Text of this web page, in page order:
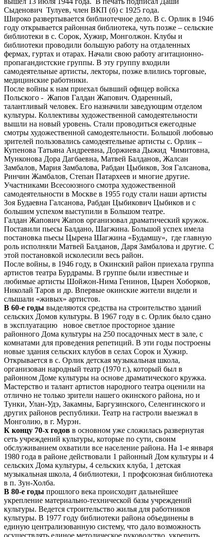
Сыденович Тулуев, член ВКП (б) с 1925 года.
Широко развертывается библиотечное дело. В с. Орлик в 1946
году открывается районная библиотека, чуть позже – сельские
библиотеки в с. Сорок, Хужир, Монголжон. Клубы и
библиотеки проводили большую работу на отдаленных
фермах, гуртах и отарах. Начали свою работу агитационно-
пропагандистские группы. В эту группу входили
самодеятельные артисты, лекторы, позже влились торговые,
медицинские работники.
После войны к нам приехал бывший офицер войска
Польского - Жапов Галдан Жапович. Одаренный,
талантливый человек. Его назначили заведующим отделом
культуры. Коллективы художественной самодеятельности
вышли на новый уровень. Стали проводиться ежегодные
смотры художественной самодеятельности. Большой любовью
зрителей пользовались самодеятельные артисты с. Орлик –
Купенова Татьяна Андреевна, Доржиева Дыжид Чимитовна,
Мунконова Дора Дагбаевна, Матвей Балданов, Жалсан
Замбалов, Мария Замбалова, Рабдан Цыбиков, Зоя Галсанова,
Ринчин Жамбалов, Степан Патархеев и многие другие.
Участниками Всесоюзного смотра художественной
самодеятельности в Москве в 1955 году стали наши артисты
Зоя Будаевна Галсанова, Рабдан Цыбикович Цыбиков и с
большим успехом выступили в Большом театре.
Галдан Жапович Жапов организовал драматический кружок.
Поставили пьесы Балдано, Шагжина. Большой успех имела
постановка пьесы Цырена Шагжина «Будамшу», где главную
роль исполняли Матвей Балданов, Даря Замбалова и другие. С
этой постановкой исколесили весь район.
После войны, в 1946 году, в Окинский район приехала группа
артистов театра Бурдрамы. В группе были известные и
любимые артисты Шойжон-Нима Генинов, Цырен Хоборков,
Николай Таров и др. Впервые окинские жители видели и
слышали «живых» артистов.
В 60-е годы выделяются средства на строительство зданий
сельских Домов культуры. В 1967 году в с. Орлик было сдано
в эксплуатацию новое светлое просторное здание
районного Дома культуры на 250 посадочных мест в зале, с
комнатами для проведения репетиций. В эти годы построены
новые здания сельских клубов в селах Сорок и Хужир.
Открывается в с. Орлик детская музыкальная школа,
организован народный театр (1970 г.), который был в
районном Доме культуры на основе драматического кружка.
Мастерство и талант артистов народного театра оценили на
отлично не только зрители нашего окинского района, но и
Тунки, Улан-Удэ, Закамны, Баргузинского, Селенгинского и
других районов республики. Театр на гастроли выезжал в
Монголию, в г. Мурэн.
К концу 70-х годов в основном уже сложилась развернутая
сеть учреждений культуры, которые по сути, своим
обслуживанием охватили все население района. На 1-е января
1980 года в районе действовали 1 районный Дом культуры и 4
сельских Дома культуры, 4 сельских клуба, 1 детская
музыкальная школа, 4 библиотеки, 1 профсоюзная библиотека
в п. Зун-Холба.
В 80-е годы прошлого века происходит дальнейшее
укрепление материально-технической базы учреждений
культуры. Ведется строительство жилья для работников
культуры. В 1977 году библиотеки района объединены в
единую централизованную систему, что дало возможность
осуществлять единое методическое руководство, укрепить